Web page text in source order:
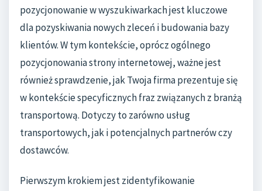
pozycjonowanie w wyszukiwarkach jest kluczowe
dla pozyskiwania nowych zleceń i budowania bazy
klientów. W tym kontekście, oprócz ogólnego
pozycjonowania strony internetowej, ważne jest
również sprawdzenie, jak Twoja firma prezentuje się
w kontekście specyficznych fraz związanych z branżą
transportową. Dotyczy to zarówno usług
transportowych, jak i potencjalnych partnerów czy
dostawców.
Pierwszym krokiem jest zidentyfikowanie